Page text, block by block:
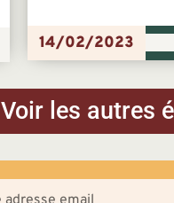
14/02/2023
Voir les autres